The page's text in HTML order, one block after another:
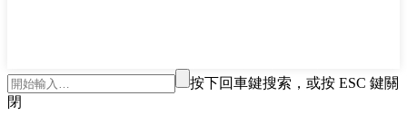
按下回車鍵搜索，或按 ESC 鍵關
閉